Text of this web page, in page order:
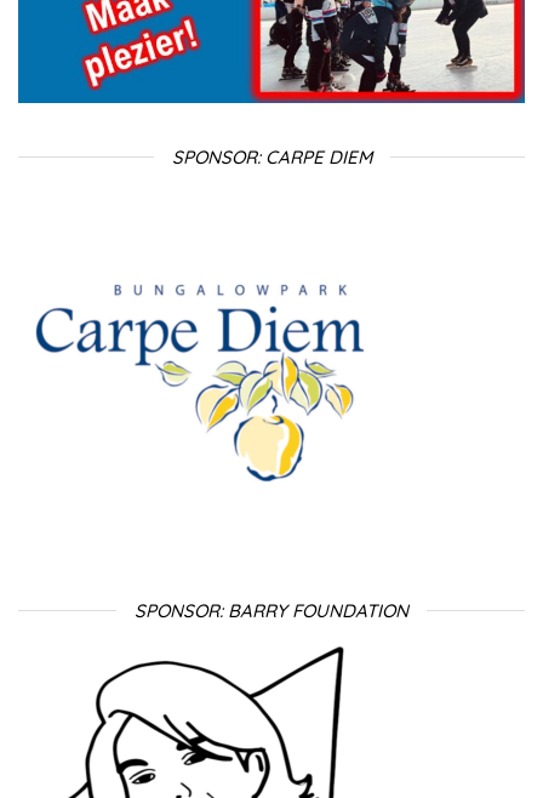
SPONSOR: CARPE DIEM
SPONSOR: BARRY FOUNDATION